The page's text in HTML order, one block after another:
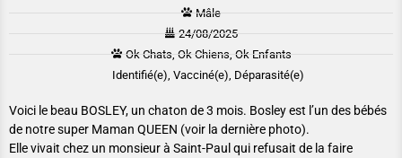
Mâle
24/08/2025
Ok Chats, Ok Chiens, Ok Enfants
Identifié(e), Vacciné(e), Déparasité(e)
Voici le beau BOSLEY, un chaton de 3 mois. Bosley est l’un des bébés
de notre super Maman QUEEN (voir la dernière photo).
Elle vivait chez un monsieur à Saint-Paul qui refusait de la faire